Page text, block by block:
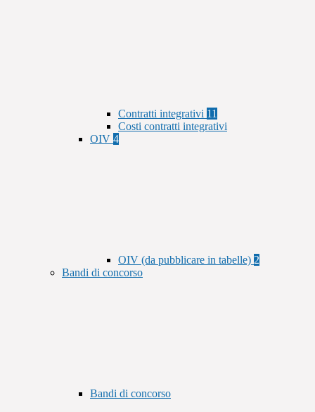
Contratti integrativi 11
Costi contratti integrativi
OIV 4
OIV (da pubblicare in tabelle) 2
Bandi di concorso
Bandi di concorso